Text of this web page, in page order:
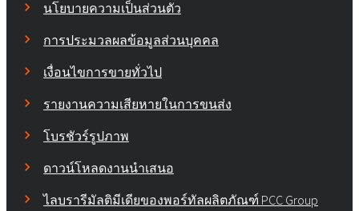
นโยบายความเป็นส่วนตัว
การประมวลผลข้อมูลส่วนบุคคล
เงื่อนไขการขายทั่วไป
รายงานความเสียหายในการขนส่ง
โบรชัวร์รูปภาพ
ดาวน์โหลดงานนำเสนอ
ไลบรารีมัลติมีเดียของพอร์ทัลผลิตภัณฑ์ PCC Group